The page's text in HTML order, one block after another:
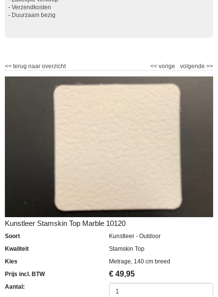
- Verzendkosten
- Duurzaam bezig
<< terug naar overzicht volgende >>
<< vorige
Kunstleer Stamskin Top Marble 10120
Soort
Kunstleer - Outdoor
Kwaliteit
Stamskin Top
Kies
Metrage, 140 cm breed
Prijs incl. BTW
€ 49,95
Aantal: